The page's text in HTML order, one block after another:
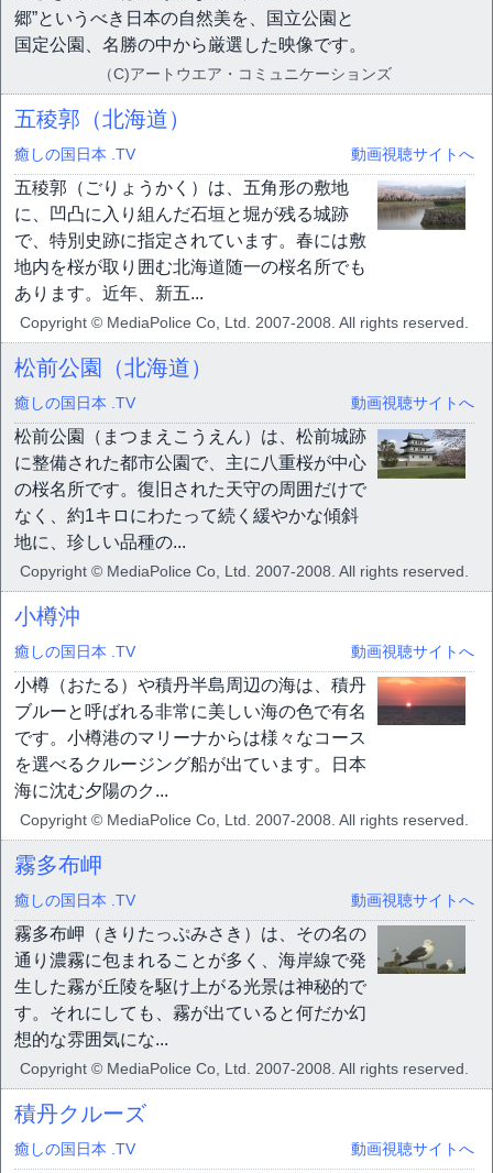
郷”というべき日本の自然美を、国立公園と
国定公園、名勝の中から厳選した映像です。
（C)アートウエア・コミュニケーションズ
五稜郭（北海道）
癒しの国日本 .TV 動画視聴サイトへ
五稜郭（ごりょうかく）は、五角形の敷地
に、凹凸に入り組んだ石垣と堀が残る城跡
で、特別史跡に指定されています。春には敷
地内を桜が取り囲む北海道随一の桜名所でも
あります。近年、新五...
Copyright © MediaPolice Co, Ltd. 2007-2008. All rights reserved.
松前公園（北海道）
癒しの国日本 .TV 動画視聴サイトへ
松前公園（まつまえこうえん）は、松前城跡
に整備された都市公園で、主に八重桜が中心
の桜名所です。復旧された天守の周囲だけで
なく、約1キロにわたって続く緩やかな傾斜
地に、珍しい品種の...
Copyright © MediaPolice Co, Ltd. 2007-2008. All rights reserved.
小樽沖
癒しの国日本 .TV 動画視聴サイトへ
小樽（おたる）や積丹半島周辺の海は、積丹
ブルーと呼ばれる非常に美しい海の色で有名
です。小樽港のマリーナからは様々なコース
を選べるクルージング船が出ています。日本
海に沈む夕陽のク...
Copyright © MediaPolice Co, Ltd. 2007-2008. All rights reserved.
霧多布岬
癒しの国日本 .TV 動画視聴サイトへ
霧多布岬（きりたっぷみさき）は、その名の
通り濃霧に包まれることが多く、海岸線で発
生した霧が丘陵を駆け上がる光景は神秘的で
す。それにしても、霧が出ていると何だか幻
想的な雰囲気にな...
Copyright © MediaPolice Co, Ltd. 2007-2008. All rights reserved.
積丹クルーズ
癒しの国日本 .TV 動画視聴サイトへ